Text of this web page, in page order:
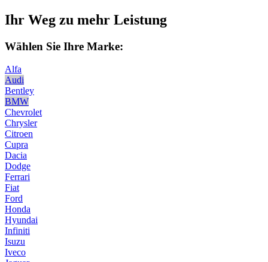
Ihr Weg zu mehr Leistung
Wählen Sie Ihre Marke:
Alfa
Audi
Bentley
BMW
Chevrolet
Chrysler
Citroen
Cupra
Dacia
Dodge
Ferrari
Fiat
Ford
Honda
Hyundai
Infiniti
Isuzu
Iveco